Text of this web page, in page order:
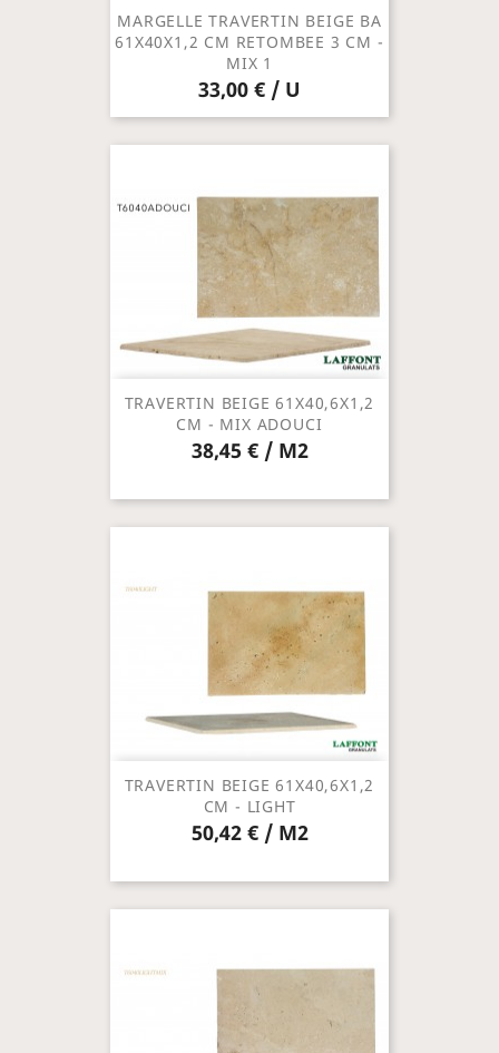
MARGELLE TRAVERTIN BEIGE BA
61X40X1,2 CM RETOMBEE 3 CM -
MIX 1
33,00 € / U
TRAVERTIN BEIGE 61X40,6X1,2
CM - MIX ADOUCI
38,45 € / M2
TRAVERTIN BEIGE 61X40,6X1,2
CM - LIGHT
50,42 € / M2